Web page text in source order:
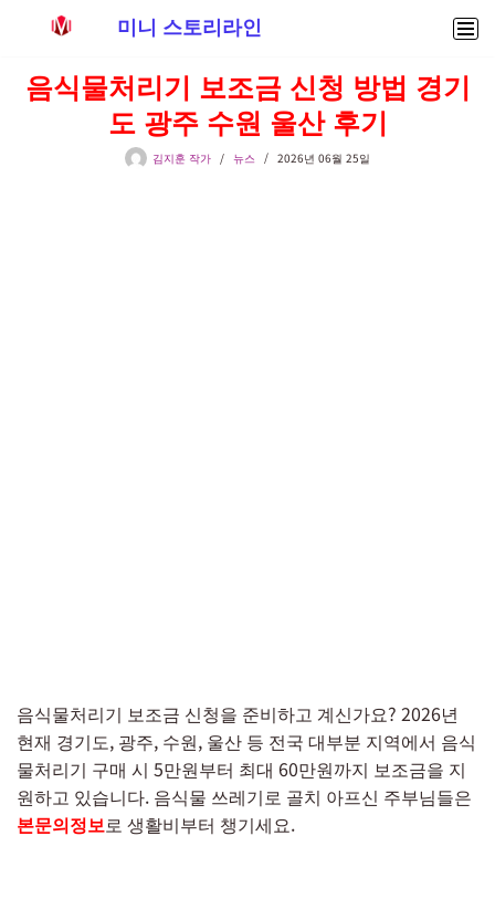
텐
미니 스토리라인
음식물처리기 보조금 신청 방법 경기
도 광주 수원 울산 후기
김지훈 작가 뉴스 2026년 06월 25일
음식물처리기 보조금 신청을 준비하고 계신가요? 2026년
현재 경기도, 광주, 수원, 울산 등 전국 대부분 지역에서 음식
물처리기 구매 시 5만원부터 최대 60만원까지 보조금을 지
원하고 있습니다. 음식물 쓰레기로 골치 아프신 주부님들은
본문의정보로 생활비부터 챙기세요.